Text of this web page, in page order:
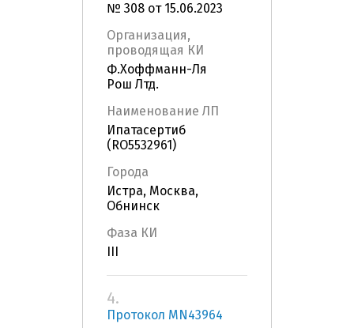
№ 308 от 15.06.2023
Организация,
проводящая КИ
Ф.Хоффманн-Ля
Рош Лтд.
Наименование ЛП
Ипатасертиб
(RO5532961)
Города
Истра, Москва,
Обнинск
Фаза КИ
4.
Протокол MN43964